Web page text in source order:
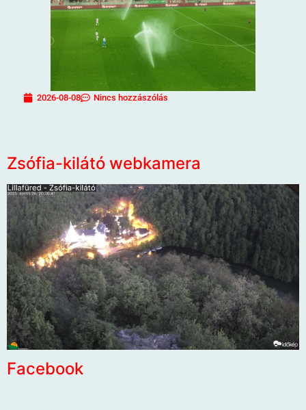
2026-08-08 Nincs hozzászólás
Zsófia-kilátó webkamera
Facebook